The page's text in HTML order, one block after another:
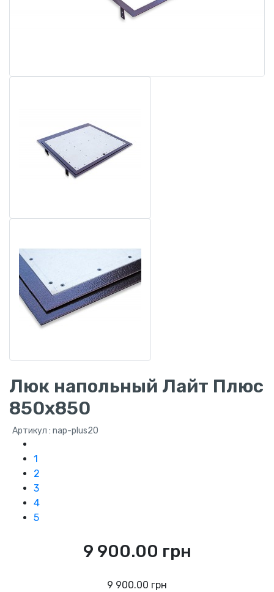
Люк напольный Лайт Плюс
850х850
Артикул : nap-plus20
1
2
3
4
5
9 900.00 грн
9 900.00 грн